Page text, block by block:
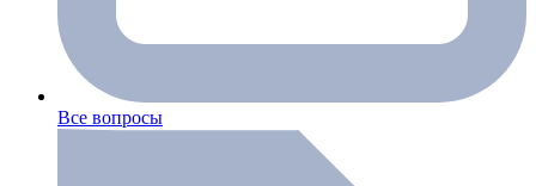
Все вопросы